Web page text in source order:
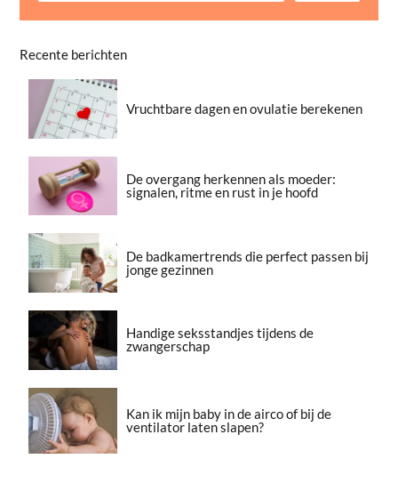
Recente berichten
Vruchtbare dagen en ovulatie berekenen
De overgang herkennen als moeder:
signalen, ritme en rust in je hoofd
De badkamertrends die perfect passen bij
jonge gezinnen
Handige seksstandjes tijdens de
zwangerschap
Kan ik mijn baby in de airco of bij de
ventilator laten slapen?